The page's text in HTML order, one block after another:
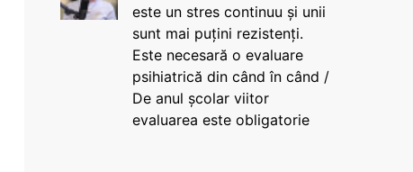
este un stres continuu și unii
sunt mai puțini rezistenți.
Este necesară o evaluare
psihiatrică din când în când /
De anul școlar viitor
evaluarea este obligatorie